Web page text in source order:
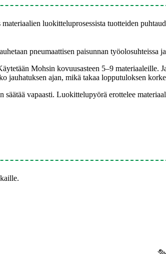
luokitteluprosessista tuotteiden
pneumaattisen paisunnan työolosuhteissa
Mohsin kovuusasteen 5–9 materiaaleille.
jauhatuksen ajan, mikä takaa lopputuloksen
vapaasti. Luokittelupyörä erottelee